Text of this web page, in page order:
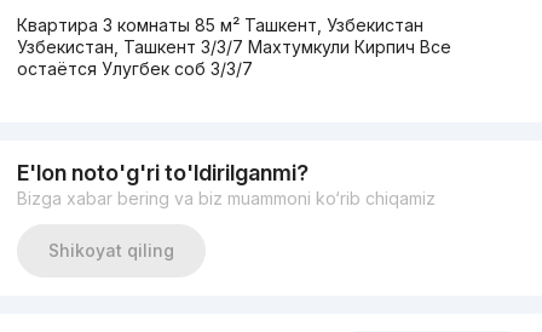
Квартира 3 комнаты 85 м² Ташкент, Узбекистан
Узбекистан, Ташкент 3/3/7 Махтумкули Кирпич Все
остаётся Улугбек соб 3/3/7
E'lon noto'g'ri to'ldirilganmi?
Bizga xabar bering va biz muammoni ko‘rib chiqamiz
Shikoyat qiling